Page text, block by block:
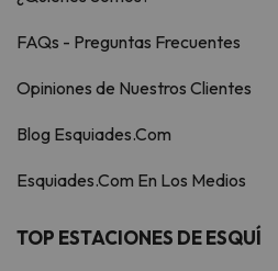
FAQs - Preguntas Frecuentes
Opiniones de Nuestros Clientes
Blog Esquiades.Com
Esquiades.Com En Los Medios
TOP ESTACIONES DE ESQUÍ